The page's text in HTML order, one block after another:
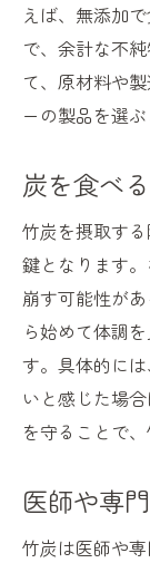
えば、無添加
で、余計な不
て、原材料や
ーの製品を選ぶ
炭を食べ
竹炭を摂取す
鍵となります
崩す可能性が
ら始めて体調
す。具体的に
いと感じた場
を守ることで
医師や専
竹炭は医師や